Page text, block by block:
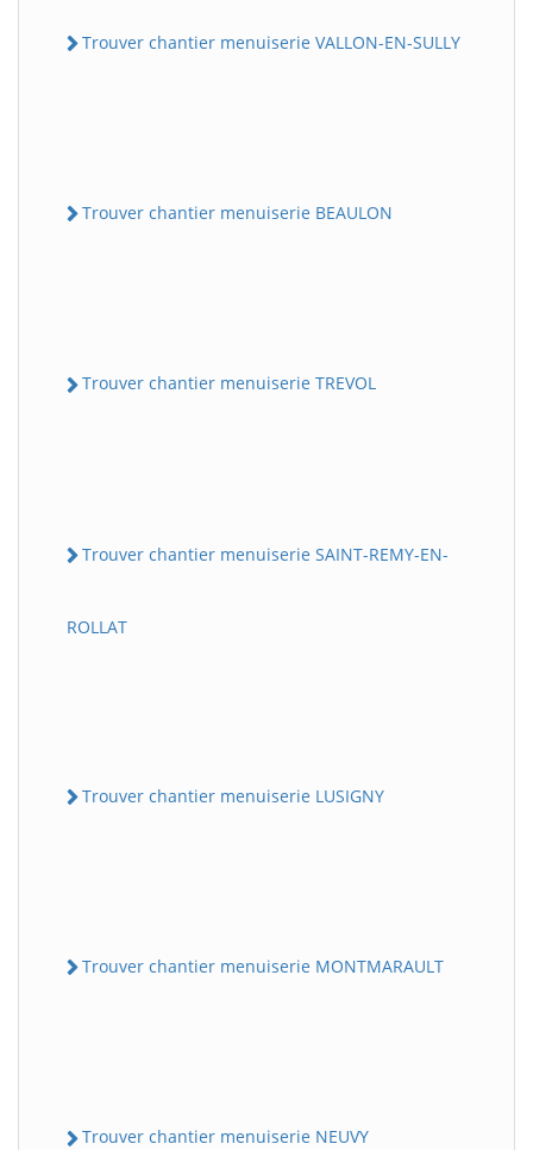
Trouver chantier menuiserie VALLON-EN-SULLY
Trouver chantier menuiserie BEAULON
Trouver chantier menuiserie TREVOL
Trouver chantier menuiserie SAINT-REMY-EN-
ROLLAT
Trouver chantier menuiserie LUSIGNY
Trouver chantier menuiserie MONTMARAULT
Trouver chantier menuiserie NEUVY